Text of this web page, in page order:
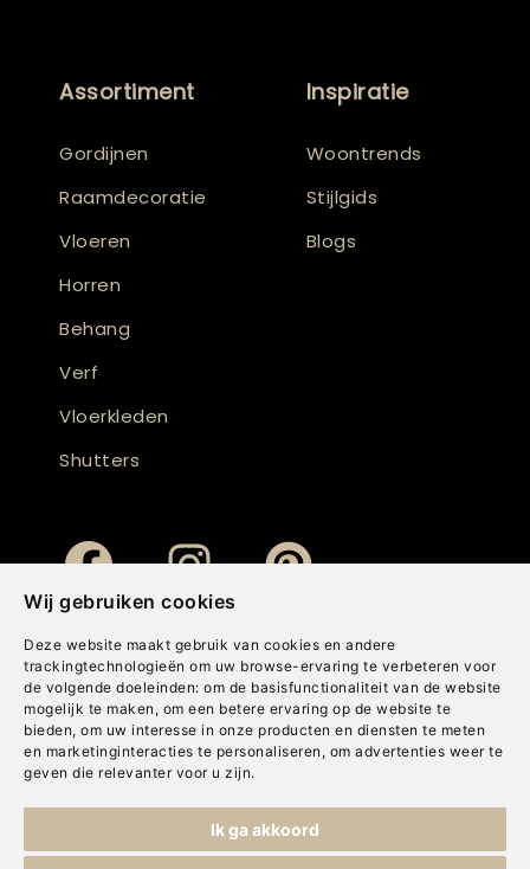
Wij gebruiken cookies
Deze website maakt gebruik van cookies en andere
trackingtechnologieën om uw browse-ervaring te verbeteren voor
de volgende doeleinden: om de basisfunctionaliteit van de website
mogelijk te maken , om een betere ervaring op de website te
bieden, om uw interesse in onze producten en diensten te meten
en marketinginteracties te personaliseren , om advertenties weer te
geven die relevanter voor u zijn.
Ik ga akkoord
Assortiment
Gordijnen
Raamdecoratie
Vloeren
Horren
Behang
Verf
Vloerkleden
Shutters
Inspiratie
Woontrends
Stijlgids
Blogs
Cookies